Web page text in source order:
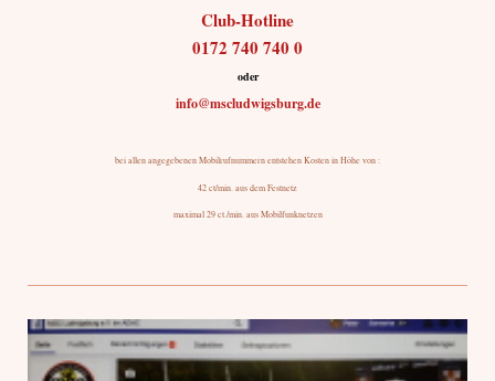
Club-Hotline
0172 740 740 0
oder
info@mscludwigsburg.de
bei allen angegebenen Mobilrufnummern entstehen Kosten in Höhe von :
42 ct/min. aus dem Festnetz
maximal 29 ct./min. aus Mobilfunknetzen